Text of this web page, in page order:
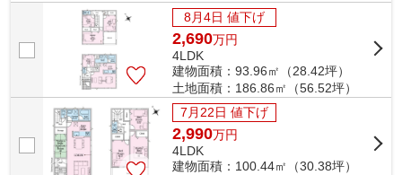
せて頂きますのでお気軽にお問合せ下...
8月4日 値下げ
2,690万円
4LDK
建物面積：93.96㎡（28.42坪）
土地面積：186.86㎡（56.52坪）
7月22日 値下げ
2,990万円
4LDK
建物面積：100.44㎡（30.38坪）